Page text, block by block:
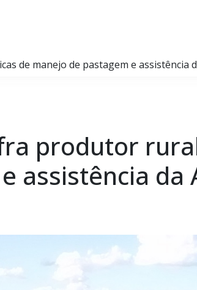
de manejo de pastagem e assistência
produtor
assistência da